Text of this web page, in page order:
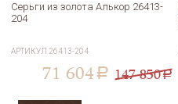
Серьги из золота Алькор 26413-
204
АРТИКУЛ 26413-204
71 604 a 147 850a